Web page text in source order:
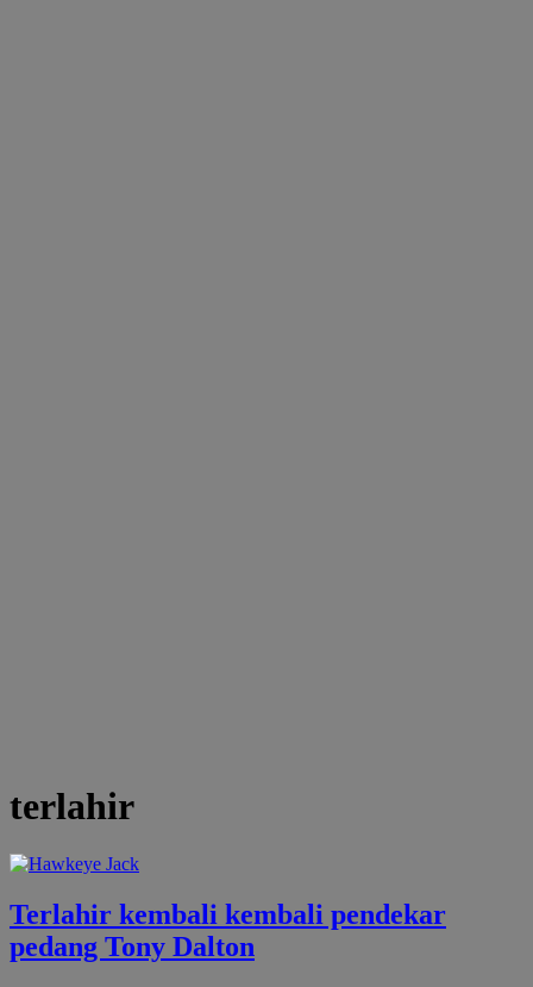
terlahir
Terlahir kembali kembali pendekar
pedang Tony Dalton